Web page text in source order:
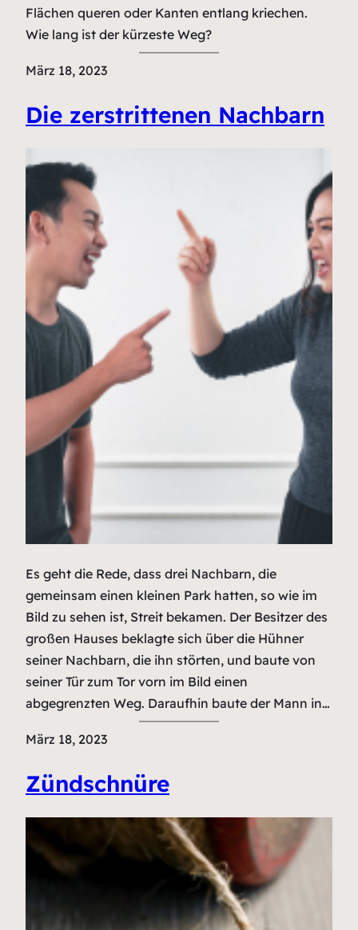
Flächen queren oder Kanten entlang kriechen.
Wie lang ist der kürzeste Weg?
März 18, 2023
Die zerstrittenen Nachbarn
Es geht die Rede, dass drei Nachbarn, die
gemeinsam einen kleinen Park hatten, so wie im
Bild zu sehen ist, Streit bekamen. Der Besitzer des
großen Hauses beklagte sich über die Hühner
seiner Nachbarn, die ihn störten, und baute von
seiner Tür zum Tor vorn im Bild einen
abgegrenzten Weg. Daraufhin baute der Mann in…
März 18, 2023
Zündschnüre